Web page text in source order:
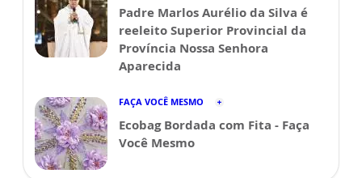
Padre Marlos Aurélio da Silva é
reeleito Superior Provincial da
Província Nossa Senhora
Aparecida
FAÇA VOCÊ MESMO
Ecobag Bordada com Fita - Faça
Você Mesmo